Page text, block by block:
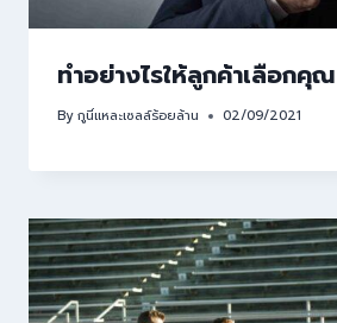
ทำอย่างไรให้ลูกค้าเลือกคุณ
Byกูนี่แหละเซลล์ร้อยล้าน 02/09/2021